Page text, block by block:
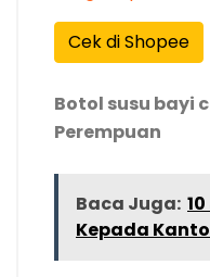
Cek di Shopee
Botol susu bayi
Perempuan
Baca Juga:
Kepada